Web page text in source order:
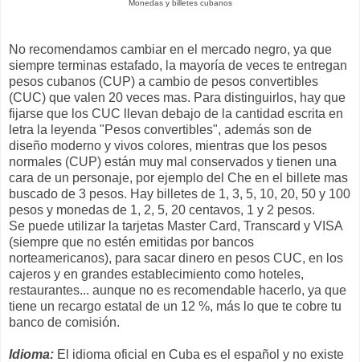
Monedas y billetes cubanos
No recomendamos cambiar en el mercado negro, ya que
siempre terminas estafado, la mayoría de veces te entregan
pesos cubanos (CUP) a cambio de pesos convertibles
(CUC) que valen 20 veces mas. Para distinguirlos, hay que
fijarse que los CUC llevan debajo de la cantidad escrita en
letra la leyenda "Pesos convertibles", además son de
diseño moderno y vivos colores, mientras que los pesos
normales (CUP) están muy mal conservados y tienen una
cara de un personaje, por ejemplo del Che en el billete mas
buscado de 3 pesos. Hay billetes de 1, 3, 5, 10, 20, 50 y 100
pesos y monedas de 1, 2, 5, 20 centavos, 1 y 2 pesos.
Se puede utilizar la tarjetas Master Card, Transcard y VISA
(siempre que no estén emitidas por bancos
norteamericanos), para sacar dinero en pesos CUC, en los
cajeros y en grandes establecimiento como hoteles,
restaurantes... aunque no es recomendable hacerlo, ya que
tiene un recargo estatal de un 12 %, más lo que te cobre tu
banco de comisión.
Idioma: El idioma oficial en Cuba es el español y no existe